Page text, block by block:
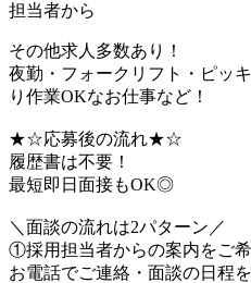
担当者から
その他求人多数あり！
夜勤・フォークリフト・ピッ
り作業OKなお仕事など！
★☆応募後の流れ★☆
履歴書は不要！
最短即日面接もOK◎
＼面談の流れは2パターン／
①採用担当者からの案内をご
お電話でご連絡・面談の日程